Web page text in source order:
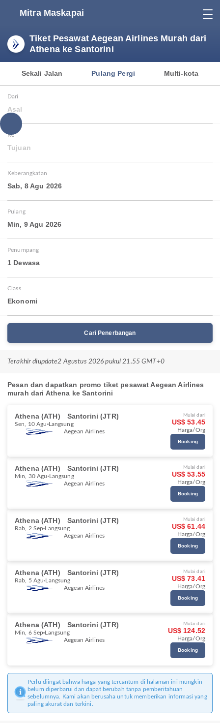
Mitra Maskapai
Tiket Pesawat Aegean Airlines Murah dari
Athena ke Santorini
Sekali Jalan Pulang Pergi Multi-kota
Dari
Asal
Ke
Tujuan
Keberangkatan
Sab, 8 Agu 2026
Pulang
Min, 9 Agu 2026
Penumpang
1 Dewasa
Class
Ekonomi
Cari Penerbangan
Terakhir diupdate2 Agustus 2026 pukul 21.55 GMT+0
Pesan dan dapatkan promo tiket pesawat Aegean Airlines
murah dari Athena ke Santorini
Athena (ATH) Santorini (JTR)
Sen, 10 Agu Langsung
Aegean Airlines
Mulai dari
US$ 53.45
Harga/Org
Booking
Athena (ATH) Santorini (JTR)
Min, 30 Agu Langsung
Aegean Airlines
Mulai dari
US$ 53.55
Harga/Org
Booking
Athena (ATH) Santorini (JTR)
Rab, 2 Sep Langsung
Aegean Airlines
Mulai dari
US$ 61.44
Harga/Org
Booking
Athena (ATH) Santorini (JTR)
Rab, 5 Agu Langsung
Aegean Airlines
Mulai dari
US$ 73.41
Harga/Org
Booking
Athena (ATH) Santorini (JTR)
Min, 6 Sep Langsung
Aegean Airlines
Mulai dari
US$ 124.52
Harga/Org
Booking
Perlu diingat bahwa harga yang tercantum di halaman ini mungkin
belum diperbarui dan dapat berubah tanpa pemberitahuan
sebelumnya. Kami akan berusaha untuk memberikan informasi yang
paling akurat dan terkini.